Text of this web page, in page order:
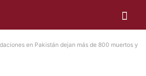
en Pakistán dejan más de 800 muertos y